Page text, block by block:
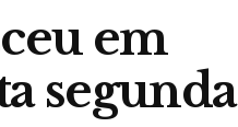
em
segunda